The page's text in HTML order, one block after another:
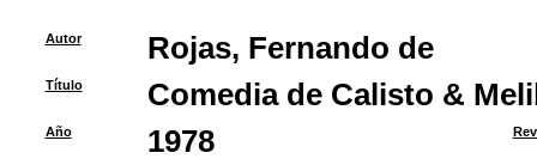
Autor Rojas, Fernando de
Título Comedia de Calisto &
Año 1978